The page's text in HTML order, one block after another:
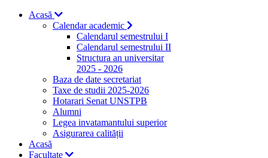
Acasă
Calendar academic
Calendarul semestrului I
Calendarul semestrului II
Structura an universitar
2025 - 2026
Baza de date secretariat
Taxe de studii 2025-2026
Hotarari Senat UNSTPB
Alumni
Legea invatamantului superior
Asigurarea calității
Acasă
Facultate